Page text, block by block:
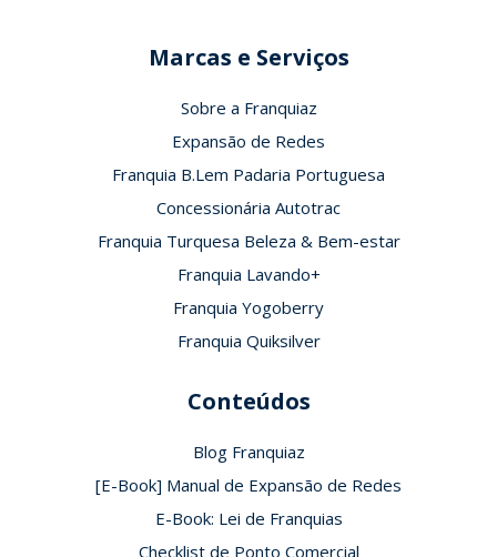
Marcas e Serviços
Sobre a Franquiaz
Expansão de Redes
Franquia B.Lem Padaria Portuguesa
Concessionária Autotrac
Franquia Turquesa Beleza & Bem-estar
Franquia Lavando+
Franquia Yogoberry
Franquia Quiksilver
Conteúdos
Blog Franquiaz
[E-Book] Manual de Expansão de Redes
E-Book: Lei de Franquias
Checklist de Ponto Comercial